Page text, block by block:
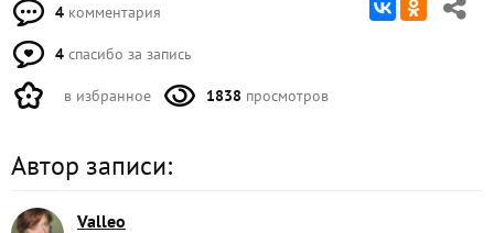
4 комментария
4 спасибо за запись
в избранное 1838 просмотров
Автор записи:
Valleo